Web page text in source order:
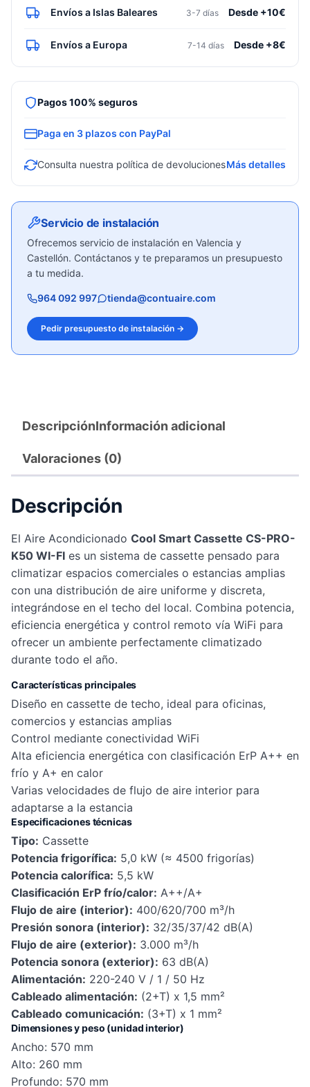
Envíos a Islas Baleares 3-7 días Desde +10€
Envíos a Europa 7-14 días Desde +8€
Pagos 100% seguros
Paga en 3 plazos con PayPal
Consulta nuestra política de devolucionesMás detalles
Servicio de instalación
Ofrecemos servicio de instalación en Valencia y
Castellón. Contáctanos y te preparamos un presupuesto
a tu medida.
964 092 997 tienda@contuaire.com
Pedir presupuesto de instalación →
DescripciónInformación adicional
Valoraciones (0)
Descripción
El Aire Acondicionado Cool Smart Cassette CS-PRO-
K50 WI-FI es un sistema de cassette pensado para
climatizar espacios comerciales o estancias amplias
con una distribución de aire uniforme y discreta,
integrándose en el techo del local. Combina potencia,
eficiencia energética y control remoto vía WiFi para
ofrecer un ambiente perfectamente climatizado
durante todo el año.
Características principales
Diseño en cassette de techo, ideal para oficinas,
comercios y estancias amplias
Control mediante conectividad WiFi
Alta eficiencia energética con clasificación ErP A++ en
frío y A+ en calor
Varias velocidades de flujo de aire interior para
adaptarse a la estancia
Especificaciones técnicas
Tipo: Cassette
Potencia frigorífica: 5,0 kW (≈ 4500 frigorías)
Potencia calorífica: 5,5 kW
Clasificación ErP frío/calor: A++/A+
Flujo de aire (interior): 400/620/700 m³/h
Presión sonora (interior): 32/35/37/42 dB(A)
Flujo de aire (exterior): 3.000 m³/h
Potencia sonora (exterior): 63 dB(A)
Alimentación: 220-240 V / 1 / 50 Hz
Cableado alimentación: (2+T) x 1,5 mm²
Cableado comunicación: (3+T) x 1 mm²
Dimensiones y peso (unidad interior)
Ancho: 570 mm
Alto: 260 mm
Profundo: 570 mm